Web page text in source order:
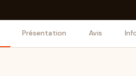
Présentation Avis